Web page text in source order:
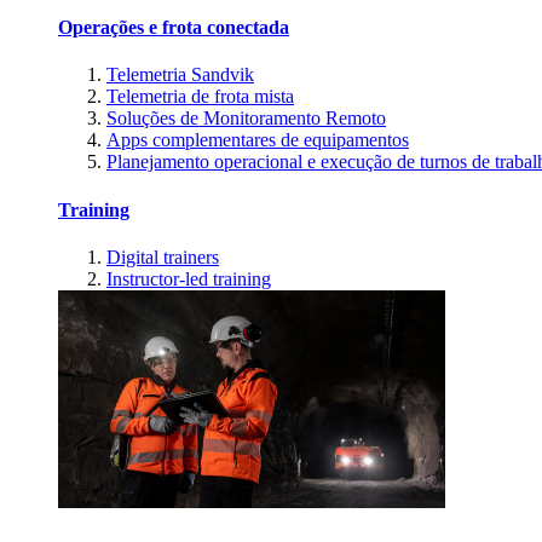
Operações e frota conectada
Telemetria Sandvik
Telemetria de frota mista
Soluções de Monitoramento Remoto
Apps complementares de equipamentos
Planejamento operacional e execução de turnos de
Training
Digital trainers
Instructor-led training